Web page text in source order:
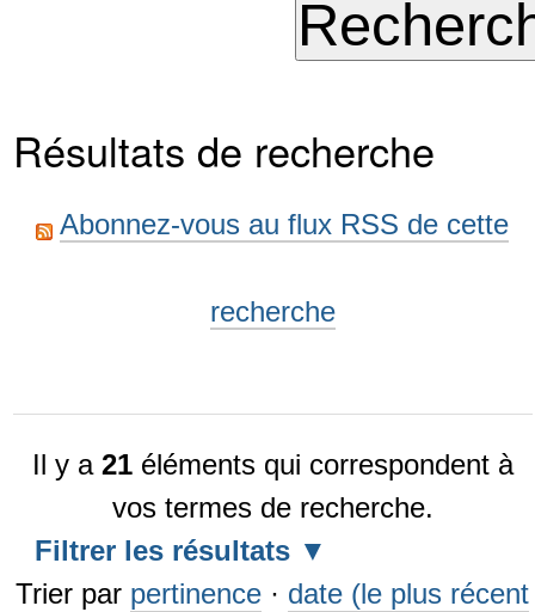
Résultats de recherche
Abonnez-vous au flux RSS de cette
recherche
Il y a 21éléments qui correspondent à
vos termes de recherche.
Filtrer les résultats
Trier par pertinence · date (le plus récent